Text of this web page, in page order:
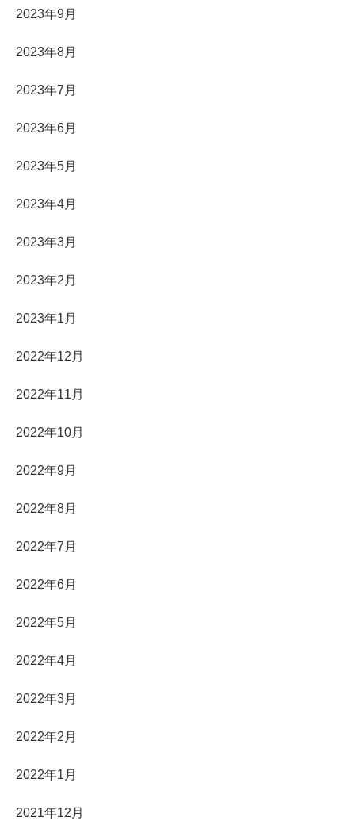
2023年9月
2023年8月
2023年7月
2023年6月
2023年5月
2023年4月
2023年3月
2023年2月
2023年1月
2022年12月
2022年11月
2022年10月
2022年9月
2022年8月
2022年7月
2022年6月
2022年5月
2022年4月
2022年3月
2022年2月
2022年1月
2021年12月